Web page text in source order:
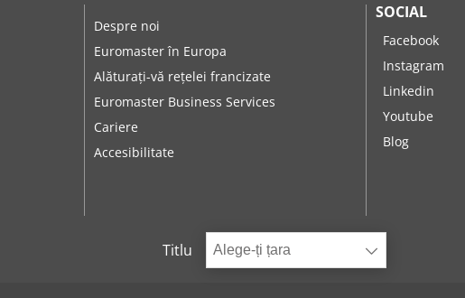
Despre noi
Euromaster în Europa
Alăturați-vă rețelei francizate
Euromaster Business Services
Cariere
Accesibilitate
SOCIAL
Facebook
Instagram
Linkedin
Youtube
Blog
Titlu Alege-ți țara